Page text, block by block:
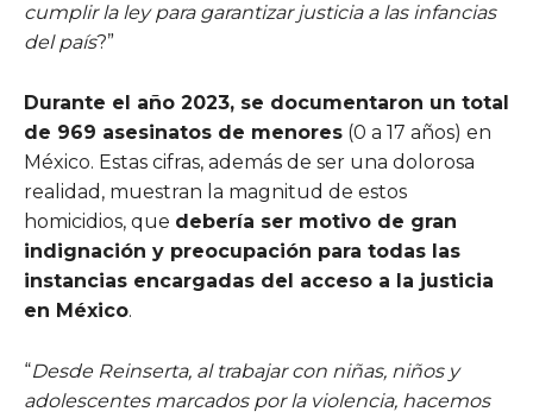
cumplir la ley para garantizar justicia a las infancias
del país?”
Durante el año 2023, se documentaron un total
de 969 asesinatos de menores (0 a 17 años) en
México. Estas cifras, además de ser una dolorosa
realidad, muestran la magnitud de estos
homicidios, que debería ser motivo de gran
indignación y preocupación para todas las
instancias encargadas del acceso a la justicia
en México.
“Desde Reinserta, al trabajar con niñas, niños y
adolescentes marcados por la violencia, hacemos